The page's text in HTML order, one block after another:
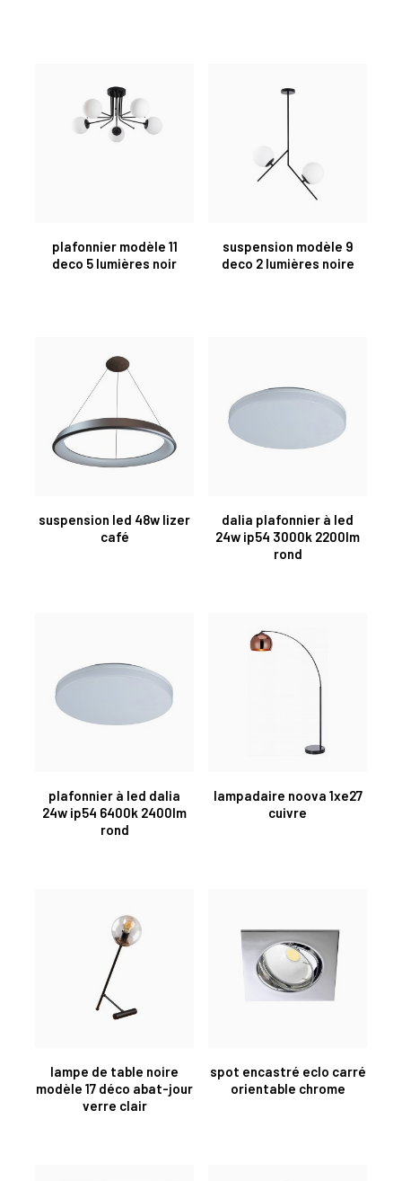
plafonnier modèle 11
deco 5 lumières noir
suspension modèle 9
deco 2 lumières noire
suspension led 48w lizer
café
dalia plafonnier à led
24w ip54 3000k 2200lm
rond
plafonnier à led dalia
24w ip54 6400k 2400lm
rond
lampadaire noova 1xe27
cuivre
lampe de table noire
modèle 17 déco abat-jour
verre clair
spot encastré eclo carré
orientable chrome